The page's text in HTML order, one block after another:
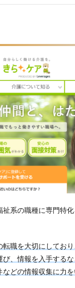
祉系の職種に専門特
職を大切にしてお
、情報を入手する
どの情報収集に力を